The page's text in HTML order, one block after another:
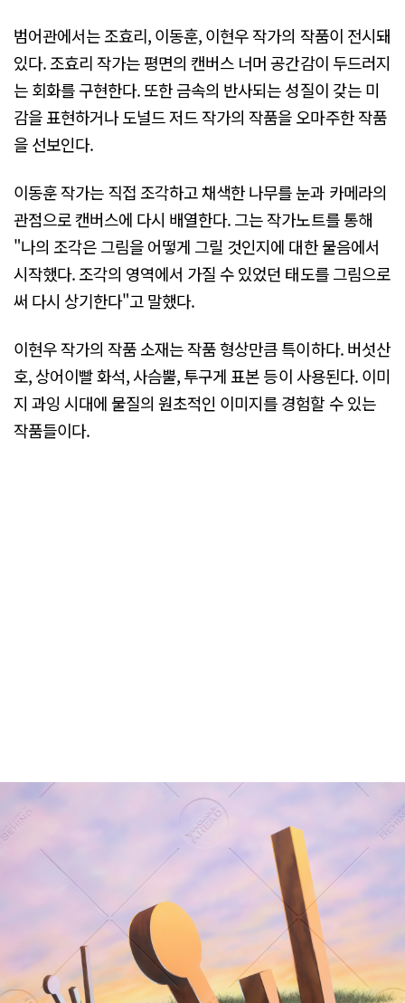
범어관에서는 조효리, 이동훈, 이현우 작가의 작품이 전시돼
있다. 조효리 작가는 평면의 캔버스 너머 공간감이 두드러지
는 회화를 구현한다. 또한 금속의 반사되는 성질이 갖는 미
감을 표현하거나 도널드 저드 작가의 작품을 오마주한 작품
을 선보인다.
이동훈 작가는 직접 조각하고 채색한 나무를 눈과 카메라의
관점으로 캔버스에 다시 배열한다. 그는 작가노트를 통해
"나의 조각은 그림을 어떻게 그릴 것인지에 대한 물음에서
시작했다. 조각의 영역에서 가질 수 있었던 태도를 그림으로
써 다시 상기한다"고 말했다.
이현우 작가의 작품 소재는 작품 형상만큼 특이하다. 버섯산
호, 상어이빨 화석, 사슴뿔, 투구게 표본 등이 사용된다. 이미
지 과잉 시대에 물질의 원초적인 이미지를 경험할 수 있는
작품들이다.